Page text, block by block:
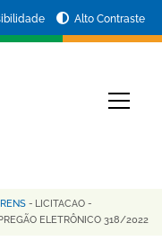
Alto Contraste
- LICITACAO -
ELETRÔNICO 318/2022